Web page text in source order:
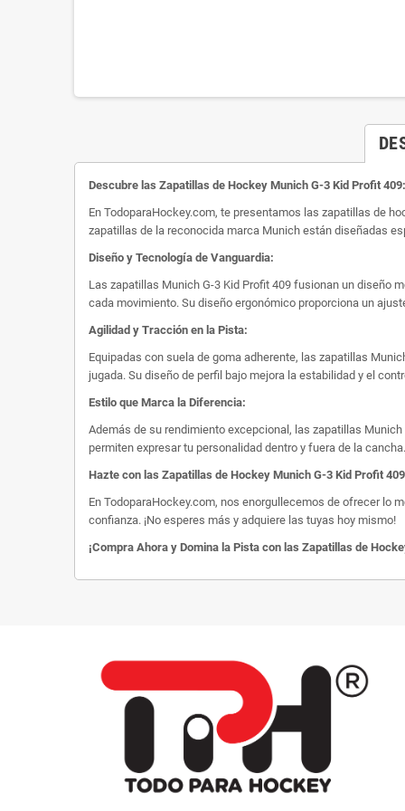
Descubre las Zapatillas de Hockey Munich G-3 Kid Profit
En TodoparaHockey.com, te presentamos las zapatillas de
zapatillas de la reconocida marca Munich están diseñadas
Diseño y Tecnología de Vanguardia:
Las zapatillas Munich G-3 Kid Profit 409 fusionan un diseño
cada movimiento. Su diseño ergonómico proporciona un
Agilidad y Tracción en la Pista:
Equipadas con suela de goma adherente, las zapatillas
jugada. Su diseño de perfil bajo mejora la estabilidad y el
Estilo que Marca la Diferencia:
Además de su rendimiento excepcional, las zapatillas
permiten expresar tu personalidad dentro y fuera de la
Hazte con las Zapatillas de Hockey Munich G-3 Kid Profit
En TodoparaHockey.com, nos enorgullecemos de ofrecer lo
confianza. ¡No esperes más y adquiere las tuyas hoy mismo!
¡Compra Ahora y Domina la Pista con las Zapatillas de